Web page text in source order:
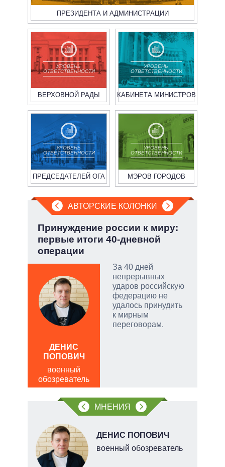
ПРЕЗИДЕНТА И АДМИНИСТРАЦИИ
УРОВЕНЬ
ОТВЕТСТВЕННОСТИ
ВЕРХОВНОЙ РАДЫ
УРОВЕНЬ
ОТВЕТСТВЕННОСТИ
КАБИНЕТА МИНИСТРОВ
УРОВЕНЬ
ОТВЕТСТВЕННОСТИ
ПРЕДСЕДАТЕЛЕЙ ОГА
УРОВЕНЬ
ОТВЕТСТВЕННОСТИ
МЭРОВ ГОРОДОВ
АВТОРСКИЕ КОЛОНКИ
Принуждение россии к миру:
первые итоги 40-дневной
операции
За 40 дней
непрерывных
ударов российскую
федерацию не
удалось принудить
к мирным
переговорам.
ДЕНИС
ПОПОВИЧ
военный
обозреватель
МНЕНИЯ
ДЕНИС ПОПОВИЧ
военный обозреватель